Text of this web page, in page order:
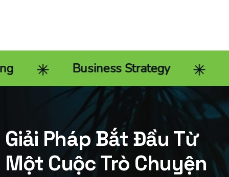
Business Strategy End-
Giải Pháp Bắt Đầu Từ
Một Cuộc Trò Chuyện